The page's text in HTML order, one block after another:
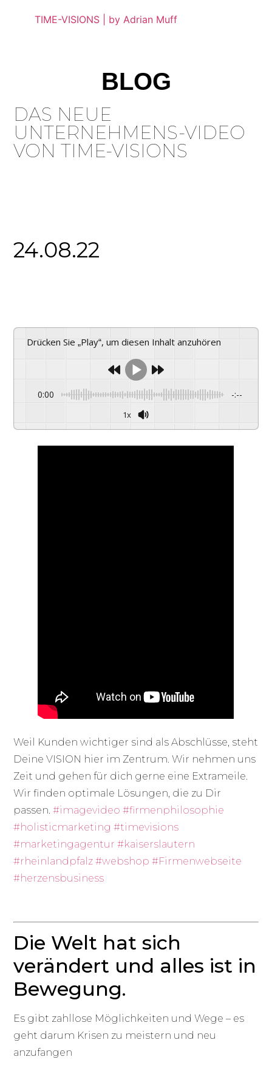
BLOG
DAS NEUE
UNTERNEHMENS-VIDEO
VON TIME-VISIONS
24.08.22
Drücken Sie „Play“, um diesen Inhalt anzuhören
0:00 -:--
1x
Weil Kunden wichtiger sind als Abschlüsse, steht
Deine VISION hier im Zentrum. Wir nehmen uns
Zeit und gehen für dich gerne eine Extrameile.
Wir finden optimale Lösungen, die zu Dir
passen.#imagevideo #firmenphilosophie
#holisticmarketing #timevisions
#marketingagentur #kaiserslautern
#rheinlandpfalz #webshop #Firmenwebseite
#herzensbusiness
Die Welt hat sich
verändert und alles ist in
Bewegung.
Es gibt zahllose Möglichkeiten und Wege – es
geht darum Krisen zu meistern und neu
anzufangen